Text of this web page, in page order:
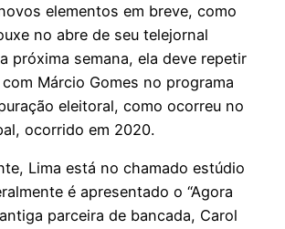
elementos em breve, como
no abre de seu telejornal
próxima semana, ela deve repetir
Márcio Gomes no programa
eleitoral, como ocorreu no
ocorrido em 2020.
Lima está no chamado estúdio
é apresentado o “Agora
parceira de bancada, Carol